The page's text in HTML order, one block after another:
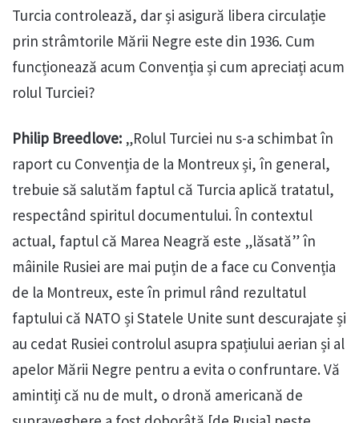
Turcia controlează, dar și asigură libera circulație
prin strâmtorile Mării Negre este din 1936. Cum
funcționează acum Convenția și cum apreciați acum
rolul Turciei?
Philip Breedlove: „Rolul Turciei nu s-a schimbat în
raport cu Convenția de la Montreux și, în general,
trebuie să salutăm faptul că Turcia aplică tratatul,
respectând spiritul documentului. În contextul
actual, faptul că Marea Neagră este „lăsată” în
mâinile Rusiei are mai puțin de a face cu Convenția
de la Montreux, este în primul rând rezultatul
faptului că NATO și Statele Unite sunt descurajate și
au cedat Rusiei controlul asupra spațiului aerian și al
apelor Mării Negre pentru a evita o confruntare. Vă
amintiți că nu de mult, o dronă americană de